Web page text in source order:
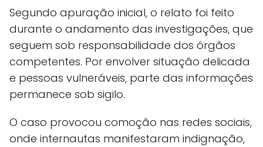
Segundo apuração inicial, o relato foi feito
durante o andamento das investigações, que
seguem sob responsabilidade dos órgãos
competentes. Por envolver situação delicada
e pessoas vulneráveis, parte das informações
permanece sob sigilo.
O caso provocou comoção nas redes sociais,
onde internautas manifestaram indignação,